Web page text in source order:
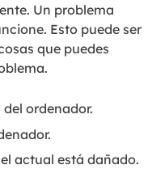
Un problema
Esto puede ser
que puedes
ordenador.
actual está dañado.